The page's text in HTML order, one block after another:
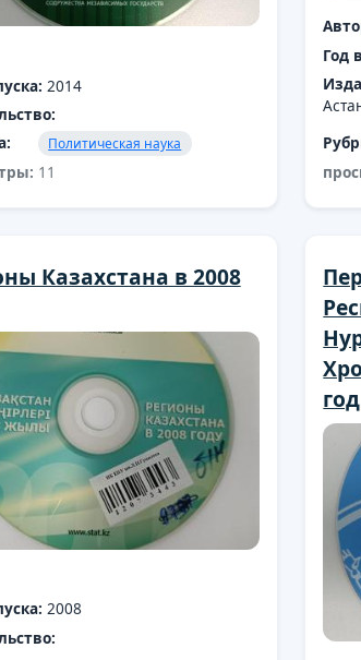
2014
Политическая наука
11
Год
Казахстана в 2008
2008